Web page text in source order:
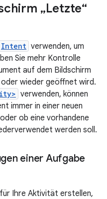
„Letzte“
Intent verwenden, um
Sie mehr Kontrolle
auf dem Bildschirm
wieder geöffnet wird.
verwenden, können
immer in einer neuen
ob eine vorhandene
werden soll.
einer Aufgabe
Ihre Aktivität erstellen,